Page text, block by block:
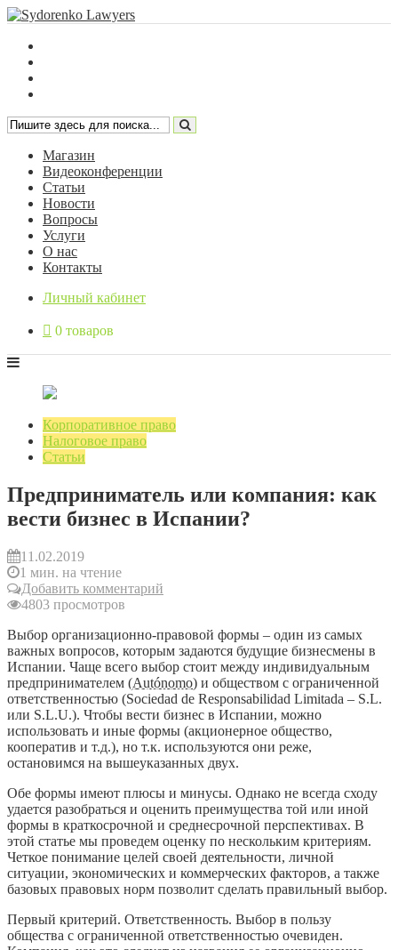
Магазин
Видеоконференции
Статьи
Новости
Вопросы
Услуги
О нас
Контакты
Личный кабинет
0 товаров
Корпоративное право
Налоговое право
Статьи
Предприниматель или компания: как
вести бизнес в Испании?
11.02.2019
1 мин. на чтение
Добавить комментарий
4803 просмотров
Выбор организационно-правовой формы – один из самых
важных вопросов, которым задаются будущие бизнесмены в
Испании. Чаще всего выбор стоит между индивидуальным
предпринимателем (Autónomo) и обществом с ограниченной
ответственностью (Sociedad de Responsabilidad Limitada – S.L.
или S.L.U.). Чтобы вести бизнес в Испании, можно
использовать и иные формы (акционерное общество,
кооператив и т.д.), но т.к. используются они реже,
остановимся на вышеуказанных двух.
Обе формы имеют плюсы и минусы. Однако не всегда сходу
удается разобраться и оценить преимущества той или иной
формы в краткосрочной и среднесрочной перспективах. В
этой статье мы проведем оценку по нескольким критериям.
Четкое понимание целей своей деятельности, личной
ситуации, экономических и коммерческих факторов, а также
базовых правовых норм позволит сделать правильный выбор.
Первый критерий. Ответственность. Выбор в пользу
общества с ограниченной ответственностью очевиден.